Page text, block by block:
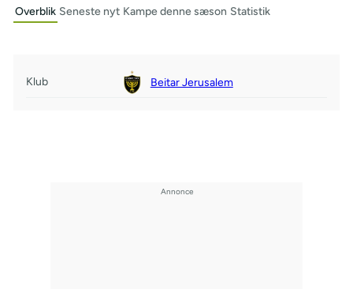
Overblik Seneste nyt Kampe denne sæson Statistik
Klub Beitar Jerusalem